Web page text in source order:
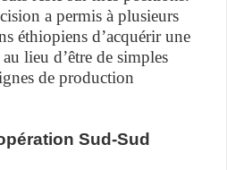
a permis à plusieurs
éthiopiens d’acquérir une
lieu d’être de simples
de production
Sud-Sud